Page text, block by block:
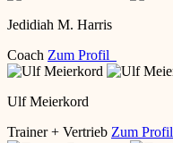
Jedidiah M. Harris
Coach Zum Profil
Ulf Meierkord
Trainer + Vertrieb Zum Profil